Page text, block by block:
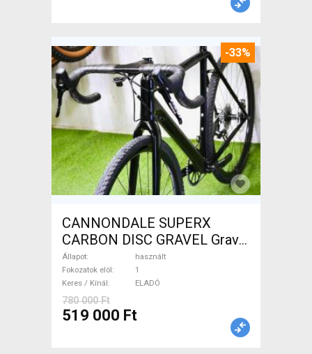
-33%
CANNONDALE SUPERX
CARBON DISC GRAVEL Gravel
/ CX tárcsafék használt
ELADÓ
Állapot
használt
Fokozatok elöl
1
Keres / Kínál
ELADÓ
780 000 Ft
519 000 Ft